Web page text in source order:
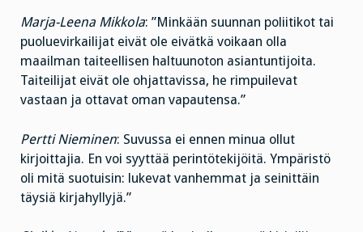
Marja-Leena Mikkola: ”Minkään suunnan poliitikot tai
puoluevirkailijat eivät ole eivätkä voikaan olla
maailman taiteellisen haltuunoton asiantuntijoita.
Taiteilijat eivät ole ohjattavissa, he rimpuilevat
vastaan ja ottavat oman vapautensa.”
Pertti Nieminen: Suvussa ei ennen minua ollut
kirjoittajia. En voi syyttää perintötekijöitä. Ympäristö
oli mitä suotuisin: lukevat vanhemmat ja seinittäin
täysiä kirjahyllyjä.”